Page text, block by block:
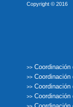
Copyright © 2016
>>
>>
>>
>>
>>